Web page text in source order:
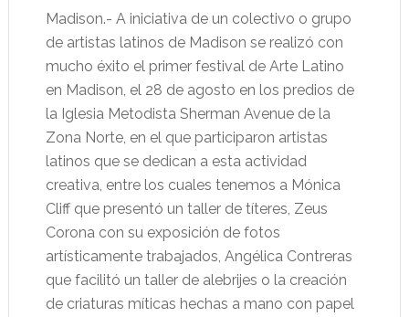
Madison.- A iniciativa de un colectivo o grupo
de artistas latinos de Madison se realizó con
mucho éxito el primer festival de Arte Latino
en Madison, el 28 de agosto en los predios de
la Iglesia Metodista Sherman Avenue de la
Zona Norte, en el que participaron artistas
latinos que se dedican a esta actividad
creativa, entre los cuales tenemos a Mónica
Cliff que presentó un taller de títeres, Zeus
Corona con su exposición de fotos
artísticamente trabajados, Angélica Contreras
que facilitó un taller de alebrijes o la creación
de criaturas míticas hechas a mano con papel